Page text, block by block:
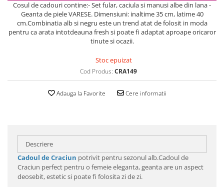
Cosul de cadouri contine:- Set fular, caciula si manusi albe din lana -
Geanta de piele VARESE. Dimensiuni: inaltime 35 cm, latime 40
cm.Combinatia alb si negru este un trend atat de folosit in moda
pentru ca arata intotdeauna fresh si poate fi adaptat aproape oricaror
tinute si ocazii.
Stoc epuizat
Cod Produs: CRA149
Adauga la Favorite Cere informatii
Descriere
Cadoul de Craciun potrivit pentru sezonul alb.Cadoul de
Craciun perfect pentru o femeie eleganta, geanta are un aspect
deosebit, estetic si poate fi folosita zi de zi.